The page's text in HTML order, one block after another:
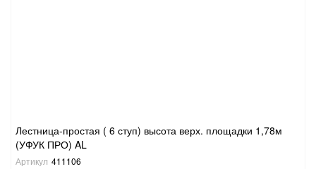
Лестница-простая ( 6 ступ) высота верх. площадки 1,78м
(УФУК ПРО) AL
Артикул 411106